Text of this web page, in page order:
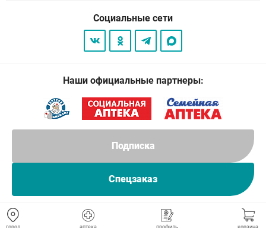
город аптека профиль корзина
Подписка
Спецзаказ
Социальные сети
Наши официальные партнеры: